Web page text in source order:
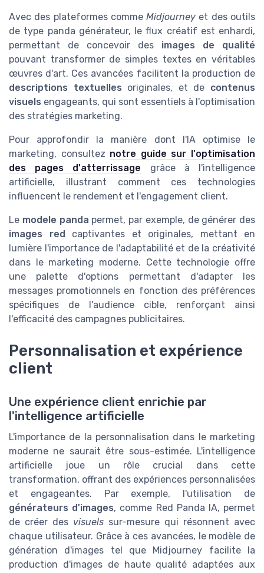
Avec des plateformes commeMidjourney et des outils
de type panda générateur, le flux créatif est enhardi,
permettant de concevoir des images de qualité
pouvant transformer de simples textes en véritables
œuvres d'art. Ces avancées facilitent la production de
descriptions textuelles originales, et de contenus
visuels engageants, qui sont essentiels à l'optimisation
des stratégies marketing.
Pour approfondir la manière dont l'IA optimise le
marketing, consultez notre guide sur l'optimisation
des pages d'atterrissage grâce à l'intelligence
artificielle, illustrant comment ces technologies
influencent le rendement et l'engagement client.
Le modele panda permet, par exemple, de générer des
images red
captivantes et originales, mettant en
lumière l'importance de l'adaptabilité et de la créativité
dans le marketing moderne. Cette technologie offre
une palette d'options permettant d'adapter les
messages promotionnels en fonction des préférences
spécifiques de l'audience cible, renforçant ainsi
l'efficacité des campagnes publicitaires.
Personnalisation et expérience
client
Une expérience client enrichie par
l'intelligence artificielle
L'importance de la personnalisation dans le marketing
moderne ne saurait être sous-estimée. L'intelligence
artificielle joue un rôle crucial dans cette
transformation, offrant des expériences personnalisées
et engageantes. Par exemple, l'utilisation de
générateurs d'images, comme Red Panda IA, permet
de créer des visuels sur-mesure qui résonnent avec
chaque utilisateur. Grâce à ces avancées, le modèle de
génération d'images tel que Midjourney facilite la
production d'images de haute qualité adaptées aux